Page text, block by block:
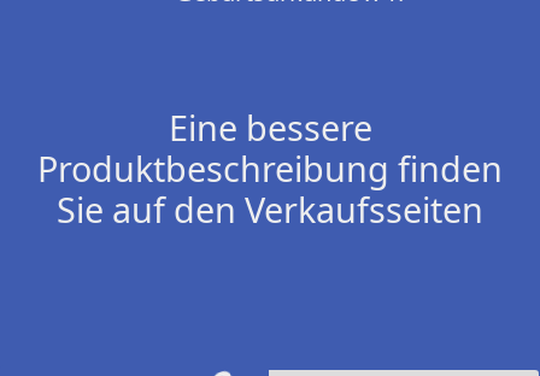
Eine bessere
Produktbeschreibung finden
Sie auf den Verkaufsseiten